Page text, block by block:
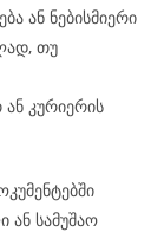
ან ნებისმიერი
თუ
კურიერის
სამუშაო